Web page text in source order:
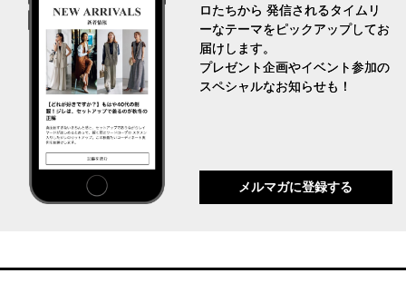
ロたちから 発信されるタイムリ
ーなテーマをピックアップしてお
届けします。
プレゼント企画やイベント参加の
スペシャルなお知らせも！
メルマガに登録する